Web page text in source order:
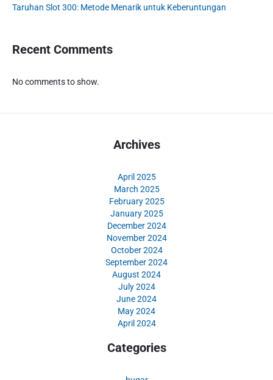
Taruhan Slot 300: Metode Menarik untuk Keberuntungan
Recent Comments
No comments to show.
Archives
April 2025
March 2025
February 2025
January 2025
December 2024
November 2024
October 2024
September 2024
August 2024
July 2024
June 2024
May 2024
April 2024
Categories